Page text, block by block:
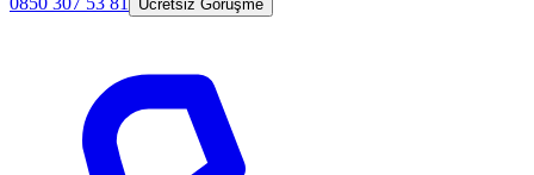
Ücretsiz Görüşme